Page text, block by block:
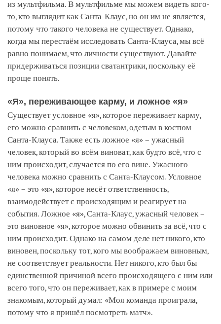
из мультфильма. В мультфильме мы можем видеть кого-
то, кто выглядит как Санта-Клаус, но он им не является,
потому что такого человека не существует. Однако,
когда мы перестаём исследовать Санта-Клауса, мы всё
равно понимаем, что личности существуют. Давайте
придерживаться позиции сватантрики, поскольку её
проще понять.
«Я», переживающее карму, и ложное «я»
Существует условное «я», которое переживает карму,
его можно сравнить с человеком, одетым в костюм
Санта-Клауса. Также есть ложное «я» – ужасный
человек, который во всём виноват, как будто всё, что с
ним происходит, случается по его вине. Ужасного
человека можно сравнить с Санта-Клаусом. Условное
«я» – это «я», которое несёт ответственность,
взаимодействует с происходящим и реагирует на
события. Ложное «я», Санта-Клаус, ужасный человек –
это виновное «я», которое можно обвинить за всё, что с
ним происходит. Однако на самом деле нет никого, кто
виновен, поскольку тот, кого мы воображаем виновным,
не соответствует реальности. Нет никого, кто был бы
единственной причиной всего происходящего с ним или
всего того, что он переживает, как в примере с моим
знакомым, который думал: «Моя команда проиграла,
потому что я пришёл посмотреть матч».